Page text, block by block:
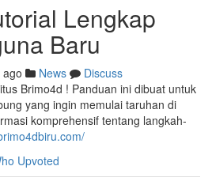
Lengkap
Baru
News
Discuss
Brimo4d ! Panduan ini dibuat untuk
yang ingin memulai taruhan di
komprehensif tentang langkah-
Upvoted